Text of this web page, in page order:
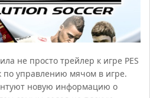
не просто трейлер к игре PES
управлению мячом в игре.
новую информацию о